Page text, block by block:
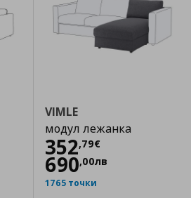
VIMLE
модул лежанка
352,79€
Цена
690,00лв
1765 точки